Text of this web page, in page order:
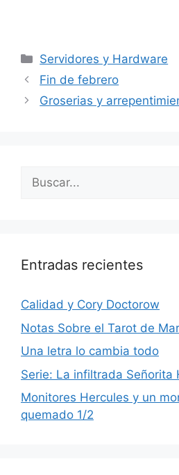
Categorías
Servidores y Hardware
Fin de febrero
Groserias y
Buscar:
Entradas recientes
Calidad y Cory Doctorow
Notas Sobre el Tarot de
Una letra lo cambia todo
Serie: La infiltrada Señorita
Monitores Hercules y un
quemado 1/2